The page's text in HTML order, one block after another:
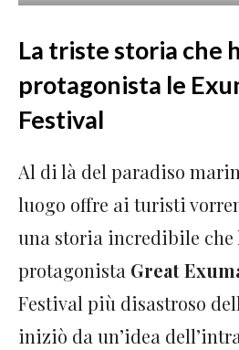
La triste storia che
protagonista le
Festival
Al di là del paradiso
luogo offre ai turisti
una storia incredibile che
protagonista Great
Festival più disastroso
iniziò da un’idea